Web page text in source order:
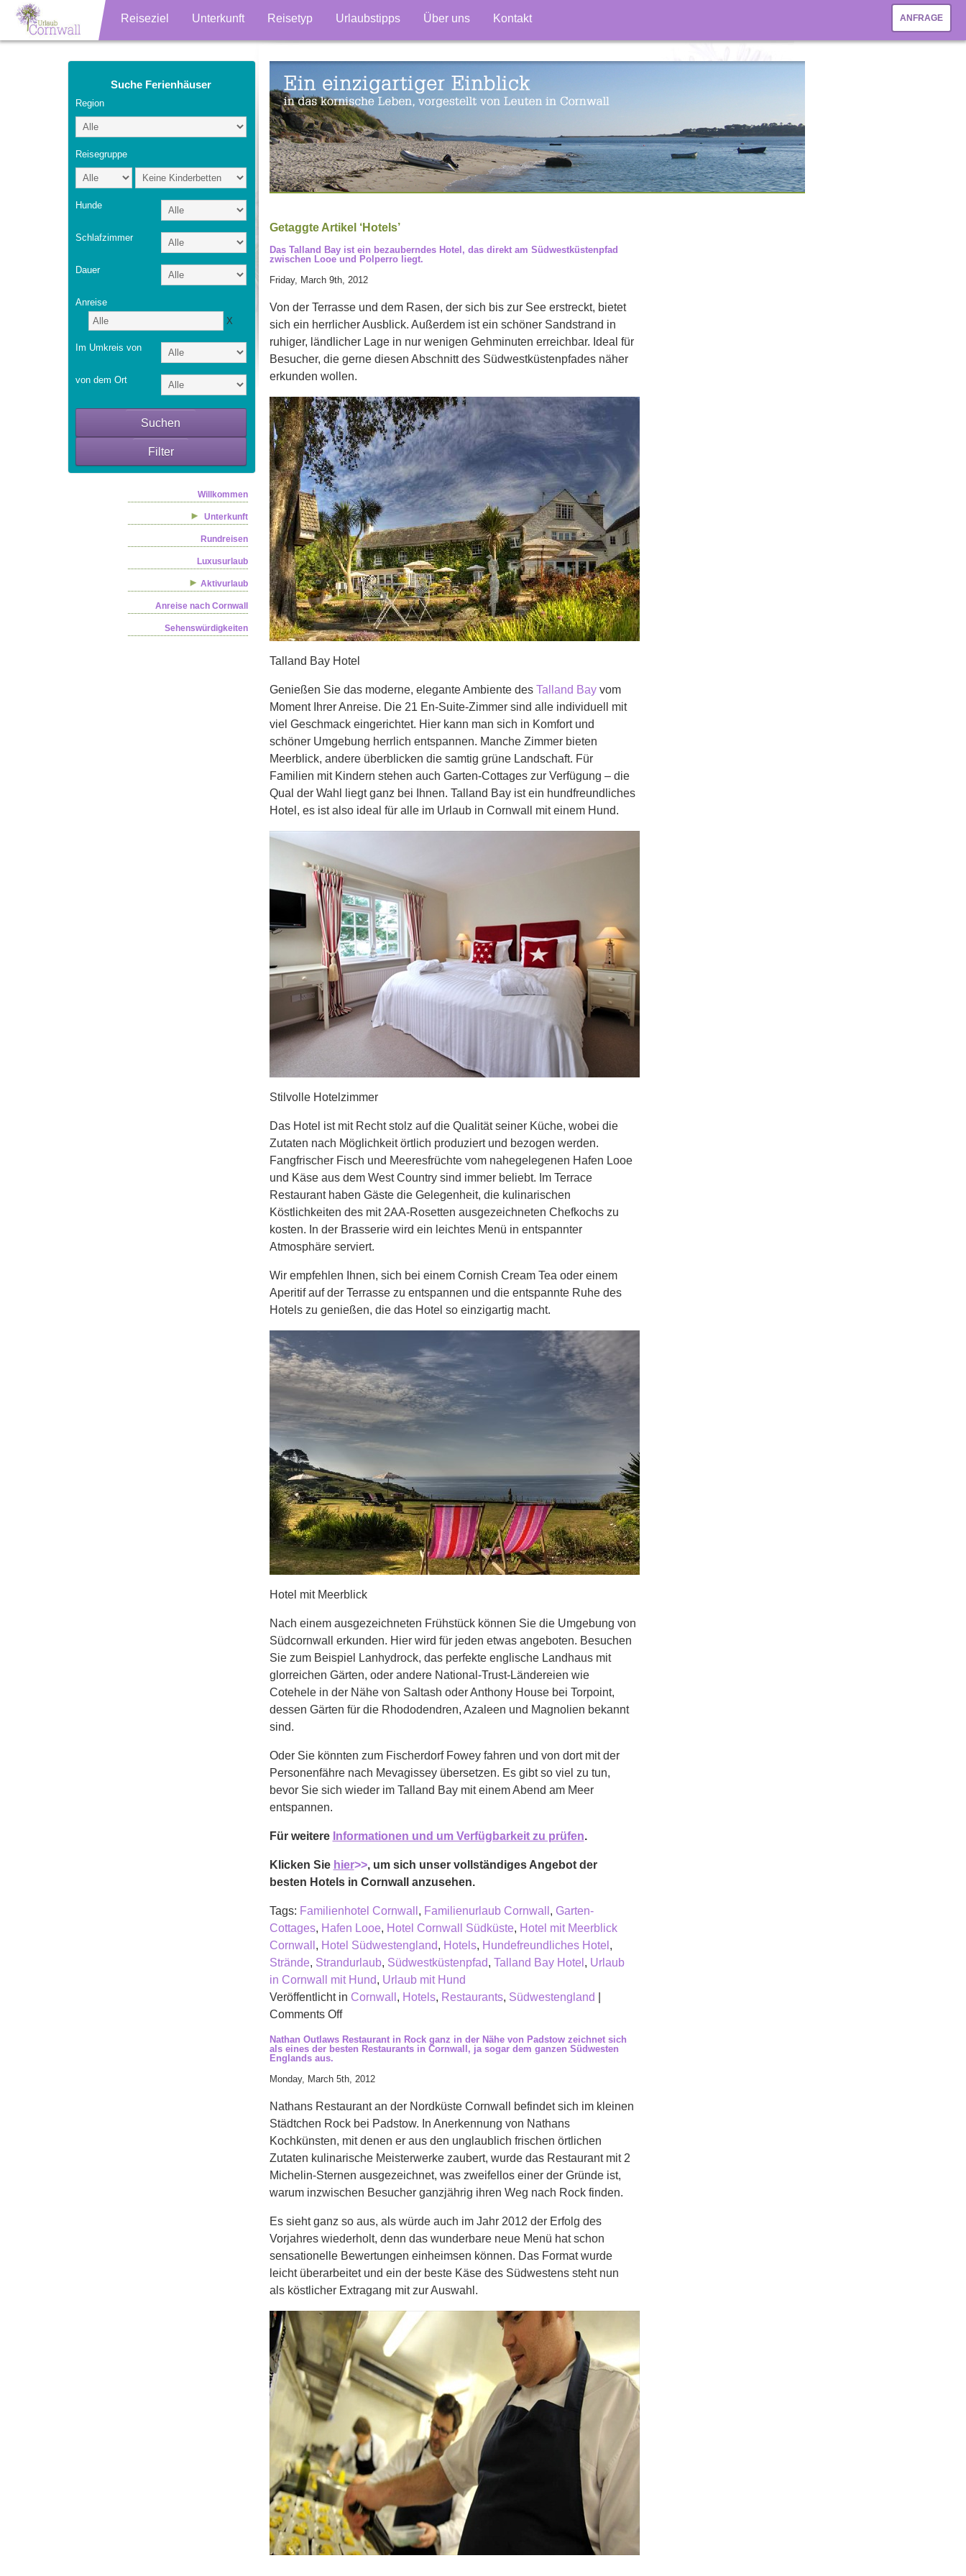
ANFRAGE
Reiseziel Unterkunft Reisetyp Urlaubstipps Über uns Kontakt
Suche Ferienhäuser
Region
Reisegruppe
Hunde
Schlafzimmer
Dauer
Anreise
X
Im Umkreis von
von dem Ort
Suchen
Filter
Willkommen
Unterkunft
Rundreisen
Luxusurlaub
Aktivurlaub
Anreise nach Cornwall
Sehenswürdigkeiten
Getaggte Artikel ‘Hotels’
Das Talland Bay ist ein bezauberndes Hotel, das direkt am Südwestküstenpfad
zwischen Looe und Polperro liegt.
Friday, March 9th, 2012
Von der Terrasse und dem Rasen, der sich bis zur See erstreckt, bietet
sich ein herrlicher Ausblick. Außerdem ist ein schöner Sandstrand in
ruhiger, ländlicher Lage in nur wenigen Gehminuten erreichbar. Ideal für
Besucher, die gerne diesen Abschnitt des Südwestküstenpfades näher
erkunden wollen.
Talland Bay Hotel
Genießen Sie das moderne, elegante Ambiente des Talland Bayvom
Moment Ihrer Anreise. Die 21 En-Suite-Zimmer sind alle individuell mit
viel Geschmack eingerichtet. Hier kann man sich in Komfort und
schöner Umgebung herrlich entspannen. Manche Zimmer bieten
Meerblick, andere überblicken die samtig grüne Landschaft. Für
Familien mit Kindern stehen auch Garten-Cottages zur Verfügung – die
Qual der Wahl liegt ganz bei Ihnen. Talland Bay ist ein hundfreundliches
Hotel, es ist also ideal für alle im Urlaub in Cornwall mit einem Hund.
Stilvolle Hotelzimmer
Das Hotel ist mit Recht stolz auf die Qualität seiner Küche, wobei die
Zutaten nach Möglichkeit örtlich produziert und bezogen werden.
Fangfrischer Fisch und Meeresfrüchte vom nahegelegenen Hafen Looe
und Käse aus dem West Country sind immer beliebt. Im Terrace
Restaurant haben Gäste die Gelegenheit, die kulinarischen
Köstlichkeiten des mit 2AA-Rosetten ausgezeichneten Chefkochs zu
kosten. In der Brasserie wird ein leichtes Menü in entspannter
Atmosphäre serviert.
Wir empfehlen Ihnen, sich bei einem Cornish Cream Tea oder einem
Aperitif auf der Terrasse zu entspannen und die entspannte Ruhe des
Hotels zu genießen, die das Hotel so einzigartig macht.
Hotel mit Meerblick
Nach einem ausgezeichneten Frühstück können Sie die Umgebung von
Südcornwall erkunden. Hier wird für jeden etwas angeboten. Besuchen
Sie zum Beispiel Lanhydrock, das perfekte englische Landhaus mit
glorreichen Gärten, oder andere National-Trust-Ländereien wie
Cotehele in der Nähe von Saltash oder Anthony House bei Torpoint,
dessen Gärten für die Rhododendren, Azaleen und Magnolien bekannt
sind.
Oder Sie könnten zum Fischerdorf Fowey fahren und von dort mit der
Personenfähre nach Mevagissey übersetzen. Es gibt so viel zu tun,
bevor Sie sich wieder im Talland Bay mit einem Abend am Meer
entspannen.
Für weitere Informationen und um Verfügbarkeit zu prüfen.
Klicken Sie hier>>, um sich unser vollständiges Angebot der
besten Hotels in Cornwall anzusehen.
Tags: Familienhotel Cornwall , Familienurlaub Cornwall , Garten-
Cottages, Hafen Looe, Hotel Cornwall Südküste, Hotel mit Meerblick
Cornwall , Hotel Südwestengland, Hotels, Hundefreundliches Hotel ,
Strände, Strandurlaub, Südwestküstenpfad, Talland Bay Hotel , Urlaub
in Cornwall mit Hund, Urlaub mit Hund
Veröffentlicht in Cornwall , Hotels, Restaurants, Südwestengland
Comments Offon
Talland
ist
bezauberndes
Hotel,
das
am
zwischen
Looe
und
Polperro
liegt.
Nathan Outlaws Restaurant in Rock ganz in der Nähe von Padstow zeichnet sich
als eines der besten Restaurants in Cornwall, ja sogar dem ganzen Südwesten
Englands aus.
Monday, March 5th, 2012
Nathans Restaurant an der Nordküste Cornwall befindet sich im kleinen
Städtchen Rock bei Padstow. In Anerkennung von Nathans
Kochkünsten, mit denen er aus den unglaublich frischen örtlichen
Zutaten kulinarische Meisterwerke zaubert, wurde das Restaurant mit 2
Michelin-Sternen ausgezeichnet, was zweifellos einer der Gründe ist,
warum inzwischen Besucher ganzjährig ihren Weg nach Rock finden.
Es sieht ganz so aus, als würde auch im Jahr 2012 der Erfolg des
Vorjahres wiederholt, denn das wunderbare neue Menü hat schon
sensationelle Bewertungen einheimsen können. Das Format wurde
leicht überarbeitet und ein der beste Käse des Südwestens steht nun
als köstlicher Extragang mit zur Auswahl.